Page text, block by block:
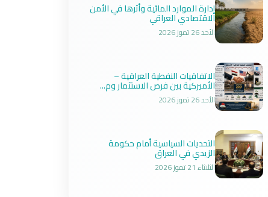
إدارة الموارد المائية وأثرها في الأمن
الاقتصادي العراقي
الأحد 26 تموز 2026
الاتفاقيات النفطية العراقية –
الأميركية بين فرص الاستثمار وم...
الأحد 26 تموز 2026
التحديات السياسية أمام حكومة
الزيدي في العراق
الثلاثاء 21 تموز 2026